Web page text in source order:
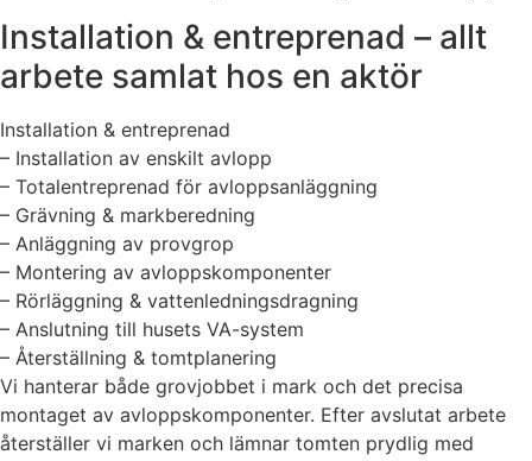
Installation & entreprenad – allt
arbete samlat hos en aktör
Installation & entreprenad
– Installation av enskilt avlopp
– Totalentreprenad för avloppsanläggning
– Grävning & markberedning
– Anläggning av provgrop
– Montering av avloppskomponenter
– Rörläggning & vattenledningsdragning
– Anslutning till husets VA-system
– Återställning & tomtplanering
Vi hanterar både grovjobbet i mark och det precisa
montaget av avloppskomponenter. Efter avslutat arbete
återställer vi marken och lämnar tomten prydlig med